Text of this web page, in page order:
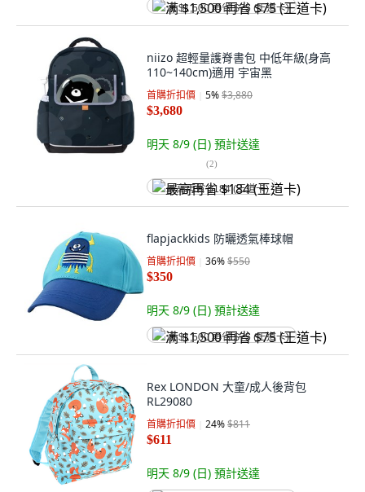
满 $1,500 再省 $75 (王道卡)
niizo 超輕量護脊書包 中低年級(身高
110~140cm)適用 宇宙黑
首購折扣價 5%$3,880
$3,680
明天 8/9 (日) 預計送達
(2)
最高再省 $184 (王道卡)
flapjackkids 防曬透氣棒球帽
首購折扣價 36%$550
$350
明天 8/9 (日) 預計送達
满 $1,500 再省 $75 (王道卡)
Rex LONDON 大童/成人後背包
RL29080
首購折扣價 24%$811
$611
明天 8/9 (日) 預計送達